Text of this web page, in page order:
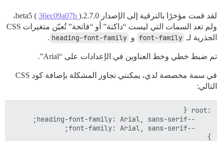
لقد قمت مؤخرًا بالترقية إلى الإصدار 2.7.0.beta5 ( 36ec09a07b
)،
ولم تعد السمات التي ليست “داكنة” أو “فاتحة” تُعيّن متغيرات CSS
الجذرية لـ font-family و heading-font-family
.
تم ضبط خطي وخط العناوين في الإعدادات على “Arial”.
في سمة مخصصة لدي، يمكنني تجاوز المشكلة بإضافة كود CSS
التالي:
}